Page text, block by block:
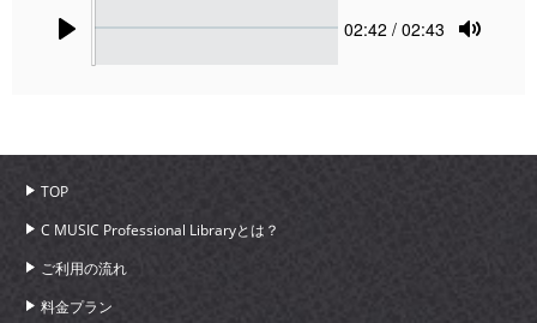
Current
02:42 / 02:43
TOP
C MUSIC Professional Libraryとは？
ご利用の流れ
料金プラン